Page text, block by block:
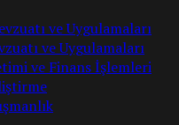
ve Uygulamaları
ve Uygulamaları
ve Finans İşlemleri